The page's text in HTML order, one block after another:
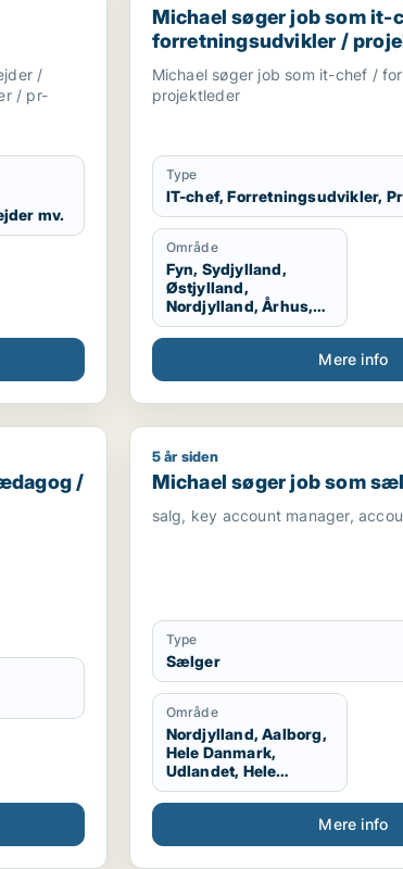
/
/ pr-
mv.
Michael søger job som it-
forretningsudvikler /
Michael søger job som it-chef /
projektleder
Type
IT-chef, Forretningsudvikler,
Område
Fyn, Sydjylland,
Østjylland,
Nordjylland, Århus,
Aalborg, Vestjylland,
Midtjylland
Mere info
/ lærer
/ maskintekniker
/
Michael søger job som sælger
5 år siden
Michael søger job som
salg, key account manager,
Type
Sælger
Område
Nordjylland, Aalborg,
Hele Danmark,
Udlandet, Hele
Jylland, Vestjylland,
Midtjylland
Mere info